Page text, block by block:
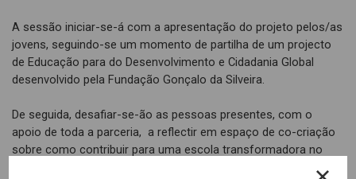
A sessão iniciar-se-á com a apresentação do projeto pelos/as
jovens, seguindo-se um momento de partilha de um projecto
de Educação para do Desenvolvimento e Cidadania Global
desenvolvido pela Fundação Gonçalo da Silveira.
De seguida, desafiar-se-ão as pessoas presentes, com o
apoio de toda a parceria, a reflectir em espaço de co-criação
sobre como contribuir para uma escola transformadora no